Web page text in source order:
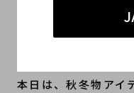
#ブランド買取キャン
本日は、秋冬物アイ